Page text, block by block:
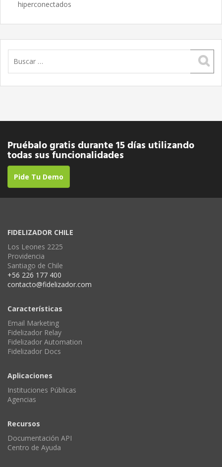
hiperconectados
Pruébalo gratis durante 15 días utilizando
todas sus funcionalidades
Pide Tu Demo
FIDELIZADOR CHILE
Los Leones 2225
Providencia
Santiago de Chile
+56 226 177 400
contacto@fidelizador.com
Características
Email Marketing
Fidelizador Relay
Fidelizador Automation
Fidelizador Docs
Aplicaciones
Instituciones Públicas
Agencias
Recursos
Documentación API
Centro de Ayuda